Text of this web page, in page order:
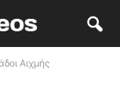
Αιχμής